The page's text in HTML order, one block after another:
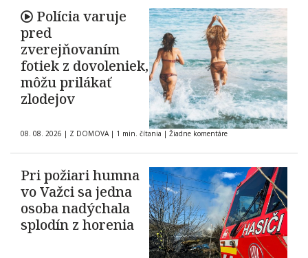
Polícia varuje
pred
zverejňovaním
fotiek z dovoleniek,
môžu prilákať
zlodejov
08. 08. 2026 | Z DOMOVA | 1 min. čítania | Žiadne komentáre
Pri požiari humna
vo Važci sa jedna
osoba nadýchala
splodín z horenia